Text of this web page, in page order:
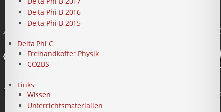
Delta Phi B 2016
Delta Phi B 2015
Delta Phi C
Freihandkoffer Physik
CO2BS
Links
Wissen
Unterrichtsmaterialien